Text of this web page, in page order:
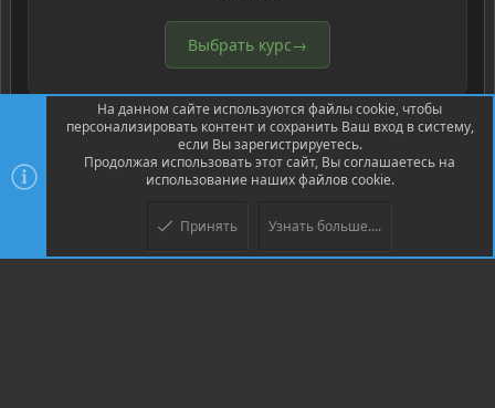
Выбрать курс→
Community platform by XenForo ® © 2010-2026 XenForo Ltd.
© Jason Axelrod of 8WAYRUN
На данном сайте используются файлы cookie, чтобы
персонализировать контент и сохранить Ваш вход в систему,
если Вы зарегистрируетесь.
Продолжая использовать этот сайт, Вы соглашаетесь на
использование наших файлов cookie.
Принять Узнать больше....